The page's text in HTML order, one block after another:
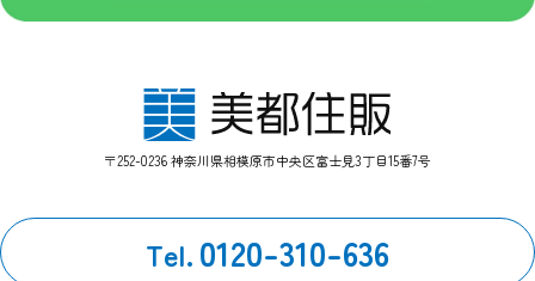
１、お客様の同意がある場合。
４、当サイトに個人情報の収集にあたり掲示された規約等によ
り、特段の定めがあるとき。
第三者とのリンク
当サイトの第三者とのリンクにおいて、リンク先サイト内にお
いてはこのプライバシーポリシーの適用を当社が保証するもの
ではありません。
〒252-0236 神奈川県相模原市中央区富士見3丁目15番7号
Tel. 0120-310-636